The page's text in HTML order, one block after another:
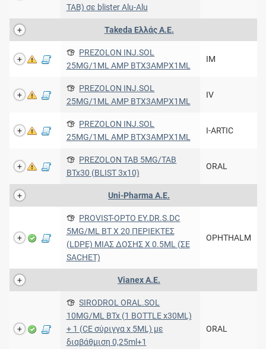
TAB) σε blister Alu-Alu
Takeda Ελλάς Α.Ε.
PREZOLON INJ.SOL
25MG/1ML AMP BTX3AMPX1ML
IM
PREZOLON INJ.SOL
25MG/1ML AMP BTX3AMPX1ML
IV
PREZOLON INJ.SOL
25MG/1ML AMP BTX3AMPX1ML
I-ARTIC
PREZOLON TAB 5MG/TAB
BTx30 (BLIST 3x10)
ORAL
Uni-Pharma Α.Ε.
PROVIST-OPTO EY.DR.S.DC
5MG/ML BT X 20 ΠΕΡΙΕΚΤΕΣ
(LDPE) ΜΙΑΣ ΔΟΣΗΣ Χ 0.5ML (ΣΕ
SACHET)
OPHTHALM
Vianex A.E.
SIRODROL ORAL.SOL
10MG/ML BTx (1 BOTTLE x30ML)
+ 1 (CE σύριγγα x 5ML) με
διαβάθμιση 0,25ml+1
ORAL